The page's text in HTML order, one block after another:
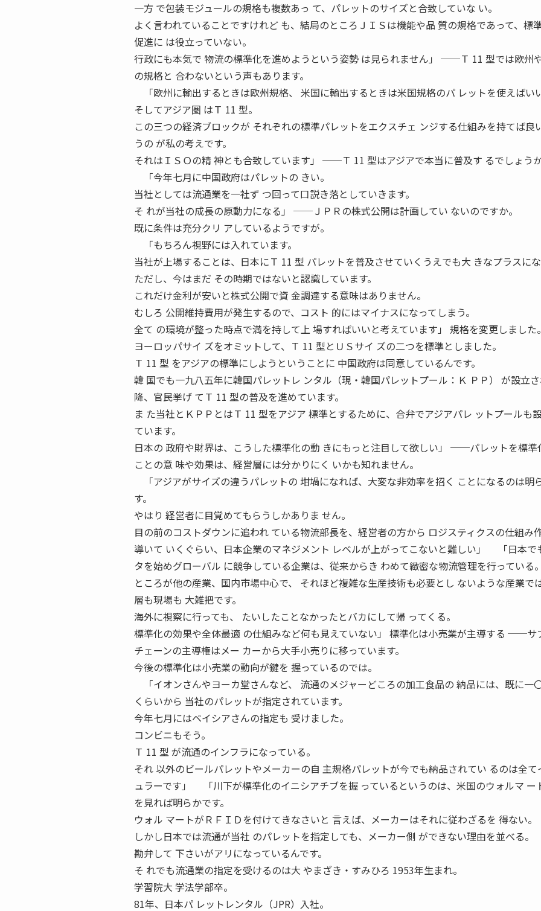
一方 で包装モジュールの規格も複数あっ て、パレットのサイズと合致していな い。
よく言われていることですけれど も、結局のところＪＩＳは機能や品 質の規格であって、標
促進に は役立っていない。
行政にも本気で 物流の標準化を進めようという姿勢 は見られません」 ──Ｔ 11 型では欧州
の規格と 合わないという声もあります。
「欧州に輸出するときは欧州規格、 米国に輸出するときは米国規格のパ レットを使えばい
そしてアジア圏 はＴ 11 型。
この三つの経済ブロックが それぞれの標準パレットをエクスチェ ンジする仕組みを持てば良
うの が私の考えです。
それはＩＳＯの精 神とも合致しています」 ──Ｔ 11 型はアジアで本当に普及す るでしょうか
「今年七月に中国政府はパレットの きい。
当社としては流通業を一社ず つ回って口説き落としていきます。
そ れが当社の成長の原動力になる」 ──ＪＰＲの株式公開は計画してい ないのですか。
既に条件は充分クリ アしているようですが。
「もちろん視野には入れています。
当社が上場することは、日本にＴ 11 型 パレットを普及させていくうえでも大 きなプラスにな
ただし、今はまだ その時期ではないと認識しています。
これだけ金利が安いと株式公開で資 金調達する意味はありません。
むしろ 公開維持費用が発生するので、コスト 的にはマイナスになってしまう。
全て の環境が整った時点で満を持して上 場すればいいと考えています」 規格を変更しました。
ヨーロッパサイ ズをオミットして、Ｔ 11 型とＵＳサイ ズの二つを標準としました。
Ｔ 11 型 をアジアの標準にしようということに 中国政府は同意しているんです。
韓 国でも一九八五年に韓国パレットレ ンタル（現・韓国パレットプール：Ｋ ＰＰ） が設立
降、官民挙げ てＴ 11 型の普及を進めています。
ま た当社とＫＰＰとはＴ 11 型をアジア 標準とするために、合弁でアジアパレ ットプールも
ています。
日本の 政府や財界は、こうした標準化の動 きにもっと注目して欲しい」 ──パレットを標準
ことの意 味や効果は、経営層には分かりにく いかも知れません。
「アジアがサイズの違うパレットの 坩堝になれば、大変な非効率を招く ことになるのは明
す。
やはり 経営者に目覚めてもらうしかありま せん。
目の前のコストダウンに追われ ている物流部長を、経営者の方から ロジスティクスの仕組み
導いて いくぐらい、日本企業のマネジメント レベルが上がってこないと難しい」 「日本で
タを始めグローバル に競争している企業は、従来からき わめて緻密な物流管理を行っている。
ところが他の産業、国内市場中心で、 それほど複雑な生産技術も必要とし ないような産業で
層も現場も 大雑把です。
海外に視察に行っても、 たいしたことなかったとバカにして帰 ってくる。
標準化の効果や全体最適 の仕組みなど何も見えていない」 標準化は小売業が主導する ──サ
チェーンの主導権はメー カーから大手小売りに移っています。
今後の標準化は小売業の動向が鍵を 握っているのでは。
「イオンさんやヨーカ堂さんなど、 流通のメジャーどころの加工食品の 納品には、既に一
くらいから 当社のパレットが指定されています。
今年七月にはベイシアさんの指定も 受けました。
コンビニもそう。
Ｔ 11 型 が流通のインフラになっている。
それ 以外のビールパレットやメーカーの自 主規格パレットが今でも納品されてい るのは全て
ュラーです」 「川下が標準化のイニシアチブを握 っているというのは、米国のウォルマ ー
を見れば明らかです。
ウォル マートがＲＦＩＤを付けてきなさいと 言えば、メーカーはそれに従わざるを 得ない。
しかし日本では流通が当社 のパレットを指定しても、メーカー側 ができない理由を並べる。
勘弁して 下さいがアリになっているんです。
そ れでも流通業の指定を受けるのは大 やまざき・すみひろ 1953年生まれ。
学習院大 学法学部卒。
81年、日本パ レットレンタル（JPR）入社。